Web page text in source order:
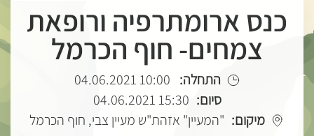
כנס ארומתרפיה ורופאת
צמחים- חוף הכרמל
התחלה: 10:00 04.06.2021
סיום: 15:30 04.06.2021
מיקום: "המעיין" אזהת"ש מעיין צבי, חוף הכרמל